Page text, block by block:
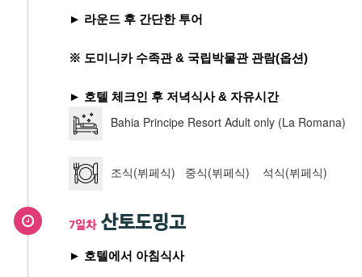
► 라운드 후 간단한 투어
※ 도미니카 수족관 & 국립박물관 관람(옵션)
► 호텔 체크인 후 저녁식사 & 자유시간
Bahia Principe Resort Adult only (La Romana)
조식(뷔페식) 중식(뷔페식) 석식(뷔페식)
7일차산토도밍고
► 호텔에서 아침식사